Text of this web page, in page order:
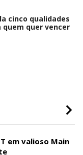
cinco qualidades
quem quer vencer
em valioso Main